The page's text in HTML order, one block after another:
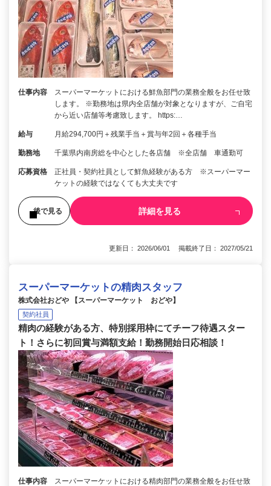
仕事内容
スーパーマーケットにおける鮮魚部門の業務全般をお任せ致
します。 ※勤務地は県内全店舗が対象となりますが、ご自宅
から近い店舗等考慮致します。 https:…
給与 月給294,700円＋残業手当＋賞与年2回＋各種手当
勤務地 千葉県内南房総を中心とした各店舗 ※全店舗 車通勤可
応募資格
正社員・契約社員として鮮魚経験がある方 ※スーパーマー
ケットの経験ではなくても大丈夫です
後で見る 詳細を見る
更新日： 2026/06/01 掲載終了日： 2027/05/21
スーパーマーケットの精肉スタッフ
株式会社おどや 【スーパーマーケット おどや】
契約社員
精肉の経験がある方、特別採用枠にてチーフ待遇スター
ト！さらに初回賞与満額支給！勤務開始日応相談！
仕事内容
スーパーマーケットにおける精肉部門の業務全般をお任せ致